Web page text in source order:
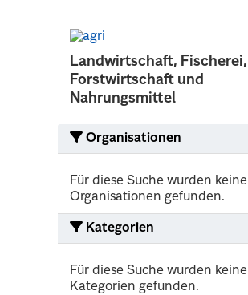
Landwirtschaft, Fischerei,
Forstwirtschaft und
Nahrungsmittel
Organisationen
Für diese Suche wurden keine
Organisationen gefunden.
Kategorien
Für diese Suche wurden keine
Kategorien gefunden.